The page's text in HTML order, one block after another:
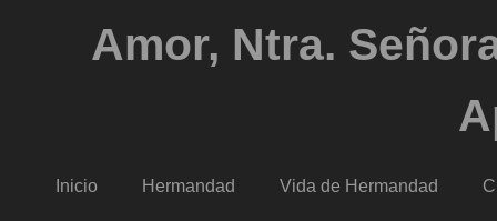
Amor, Ntra.
Inicio Hermandad Vida de Hermandad